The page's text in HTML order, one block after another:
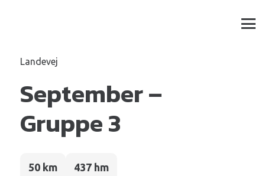
Landevej
September –
Gruppe 3
50 km 437 hm